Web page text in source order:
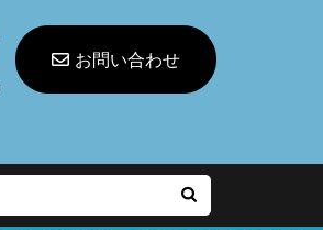
お問い合わせ